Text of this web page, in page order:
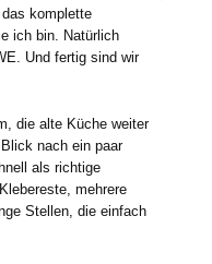
komplette
ich bin. Natürlich
Und fertig sind wir
die alte Küche weiter
nach ein paar
als richtige
mehrere
Stellen, die einfach